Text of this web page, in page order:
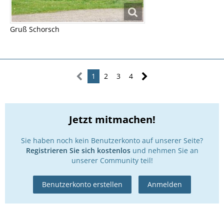
Gruß Schorsch
1 2 3 4
Jetzt mitmachen!
Sie haben noch kein Benutzerkonto auf unserer Seite?
Registrieren Sie sich kostenlosund nehmen Sie an
unserer Community teil!
Benutzerkonto erstellen Anmelden